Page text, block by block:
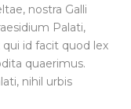
nostra Galli
Palati,
id facit quod lex
quaerimus.
nihil urbis